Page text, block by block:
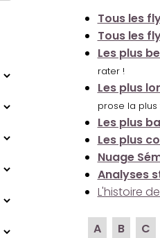
Tous les
Tous les
Les plus
rater !
Les plus
prose la plus
Les plus
Les plus
Nuage
Analyses
L'histoire
A B C